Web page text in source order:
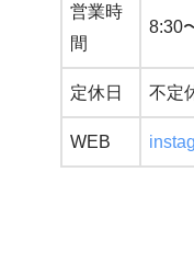
営業時
間
8:30
定休日 不定
WEB